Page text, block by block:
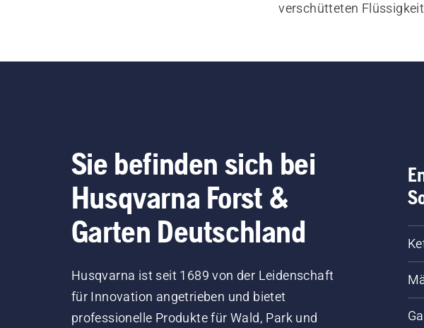
verschütteten
Sie befinden sich bei
Husqvarna Forst &
Garten Deutschland
Husqvarna ist seit 1689 von der Leidenschaft
für Innovation angetrieben und bietet
professionelle Produkte für Wald, Park und